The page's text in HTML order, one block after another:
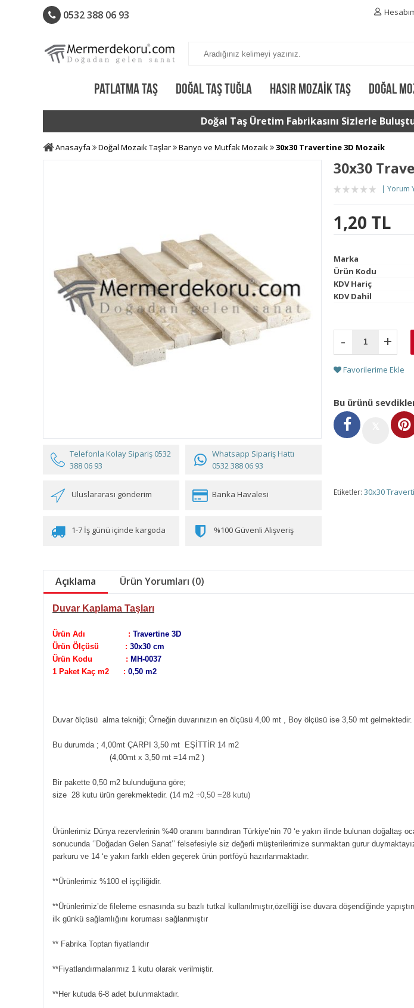
0532 388 06 93
PATLATMA TAŞ DOĞAL TAŞ TUĞLA HASIR MOZAIK TAŞ DOĞAL
Doğal Taş Üretim Fabrikasını Sizlerle
Anasayfa Doğal Mozaik Taşlar Banyo ve Mutfak Mozaik 30x30 Travertine 3D Mozaik
Telefonla Kolay Sipariş 0532
388 06 93
Whatsapp Sipariş Hattı
0532 388 06 93
Uluslararası gönderim Banka Havalesi
1-7 İş günü içinde kargoda %100 Güvenli Alışveriş
30x30
Yorum
1,20 TL
Marka
Ürün Kodu
KDV Hariç
KDV Dahil
- +
Favorilerime Ekle
Bu ürünü
Etiketler: 30x30
Açıklama Ürün Yorumları (0)
Duvar Kaplama Taşları
Ürün Adı : Travertine 3D
Ürün Ölçüsü : 30x30 cm
Ürün Kodu : MH-0037
1 Paket Kaç m2 : 0,50 m2
Duvar ölçüsü alma tekniği; Örneğin duvarınızın en ölçüsü 4,00 mt , Boy ölçüsü ise 3,50 mt gelmektedir.
Bu durumda ; 4,00mt ÇARPI 3,50 mt EŞİTTİR 14 m2
(4,00mt x 3,50 mt =14 m2 )
Bir pakette 0,50 m2 bulunduğuna göre;
size 28 kutu ürün gerekmektedir. (14 m2 ÷0,50 =28 kutu)
Ürünlerimiz Dünya rezervlerinin %40 oranını barındıran Türkiye’nin 70 ‘e yakın ilinde bulunan doğaltaş
sonucunda ‘’Doğadan Gelen Sanat’’ felsefesiyle siz değerli müşterilerimize sunmaktan gurur
parkuru ve 14 ‘e yakın farklı elden geçerek ürün portföyü hazırlanmaktadır.
**Ürünlerimiz %100 el işçiliğidir.
**Ürünlerimiz’de fileleme esnasında su bazlı tutkal kullanılmıştır,özelliği ise duvara döşendiğinde
ilk günkü sağlamlığını koruması sağlanmıştır
** Fabrika Toptan fiyatlarıdır
**Fiyatlandırmalarımız 1 kutu olarak verilmiştir.
**Her kutuda 6-8 adet bulunmaktadır.